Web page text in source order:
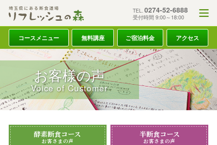
TEL. 0274-52-6888
受付時間 9:00～18:00
コースメニュー 無料講座 ご宿泊料金 アクセス
お客様の声
Voice of Customer
酵素断食コース
お客さまの声
半断食コース
お客さまの声